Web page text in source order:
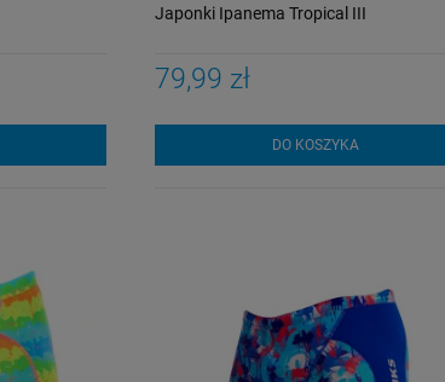
Japonki Ipanema Tropical III
79,99 zł
DO KOSZYKA